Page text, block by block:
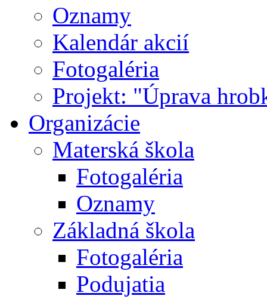
Oznamy
Kalendár akcií
Fotogaléria
Projekt: "Úprava
Organizácie
Materská škola
Fotogaléria
Oznamy
Základná škola
Fotogaléria
Podujatia